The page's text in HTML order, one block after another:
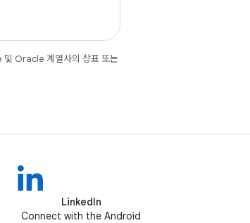
및 Oracle 계열사의 상표 또는
LinkedIn
Connect with the Android